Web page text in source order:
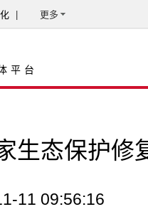
更多
平台
生态保护修
11 09:56:16